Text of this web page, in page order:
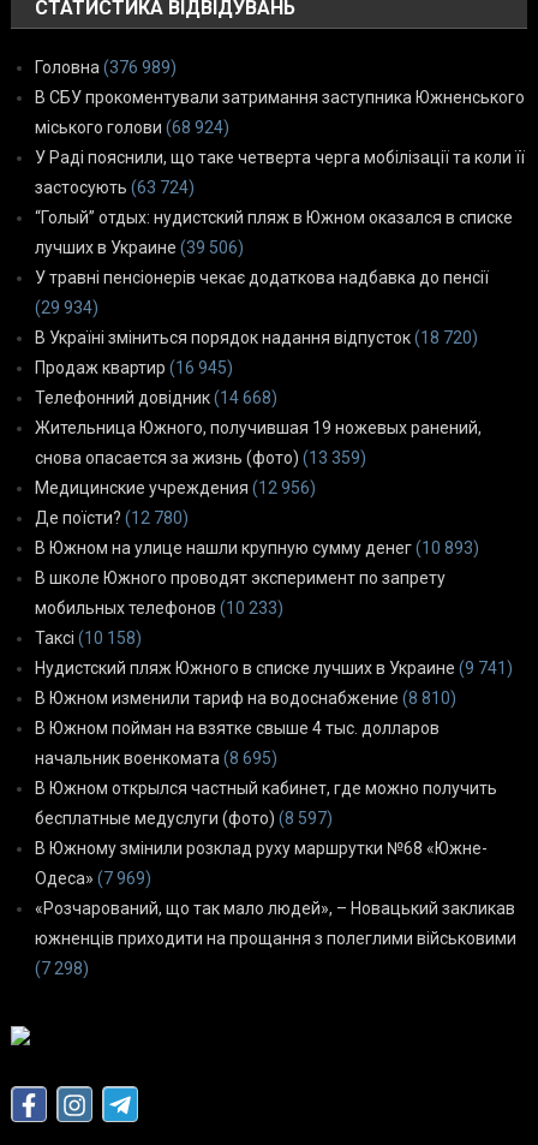
СТАТИСТИКА ВІДВІДУВАНЬ
Головна (376 989)
В СБУ прокоментували затримання заступника Южненського
міського голови (68 924)
У Раді пояснили, що таке четверта черга мобілізації та коли її
застосують (63 724)
“Голый” отдых: нудистский пляж в Южном оказался в списке
лучших в Украине (39 506)
У травні пенсіонерів чекає додаткова надбавка до пенсії
(29 934)
В Україні зміниться порядок надання відпусток(18 720)
Продаж квартир (16 945)
Телефонний довідник(14 668)
Жительница Южного, получившая 19 ножевых ранений,
снова опасается за жизнь (фото) (13 359)
Медицинские учреждения (12 956)
Де поїсти? (12 780)
В Южном на улице нашли крупную сумму денег(10 893)
В школе Южного проводят эксперимент по запрету
мобильных телефонов (10 233)
Таксі (10 158)
Нудистский пляж Южного в списке лучших в Украине (9 741)
В Южном изменили тариф на водоснабжение (8 810)
В Южном пойман на взятке свыше 4 тыс. долларов
начальник военкомата (8 695)
В Южном открылся частный кабинет, где можно получить
бесплатные медуслуги (фото) (8 597)
В Южному змінили розклад руху маршрутки №68 «Южне-
Одеса» (7 969)
«Розчарований, що так мало людей», – Новацький закликав
южненців приходити на прощання з полеглими військовими
(7 298)